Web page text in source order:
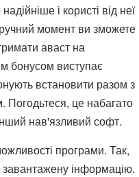
і користі від неї
момент ви зможете
аваст на
бонусом виступає
встановити разом з
Погодьтеся, це набагато
нав'язливий софт.
програми. Так,
інформацію.